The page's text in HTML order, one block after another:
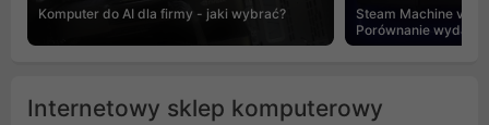
Komputer do AI dla firmy - jaki wybrać?
Steam Machine vs
Porównanie
Internetowy sklep komputerowy